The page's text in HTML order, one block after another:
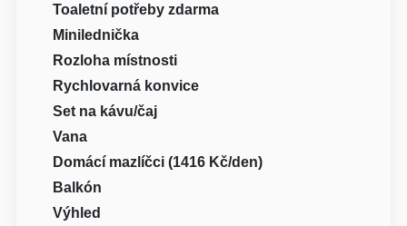
Toaletní potřeby zdarma
Minilednička
Rozloha místnosti
Rychlovarná konvice
Set na kávu/čaj
Vana
Domácí mazlíčci (1416 Kč/den)
Balkón
Výhled